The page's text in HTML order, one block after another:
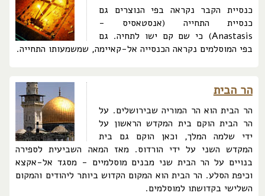
כנסיית הקבר נקראה בפי הנוצרים גם
כנסיית התחייה (אנסטאסיס -
Anastasis) כי שם קם ישו לתחיה. גם
בפי המוסלמים נקראה הכנסייה אל-קאיימה, שמשמעותו התחייה.
הר הבית
הר הבית הוא הר המוריה שבירושלים. על
הר הבית הוקם בית המקדש הראשון על
ידי שלמה המלך, וכאן הוקם גם בית
המקדש השני על ידי הורדוס. מאז המאה השביעית לספירה
בנויים על הר הבית שני מבנים מוסלמיים - מסגד אל-אקצא
וכיפת הסלע. הר הבית הוא המקום הקדוש ביותר ליהודים והמקום
השלישי בקדושתו למוסלמים.